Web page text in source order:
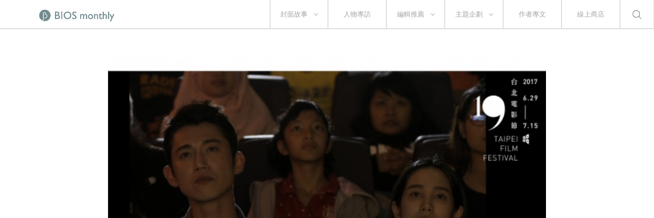
封面故事 人物專訪 編輯推薦 主題企劃 作者專文 線上商店